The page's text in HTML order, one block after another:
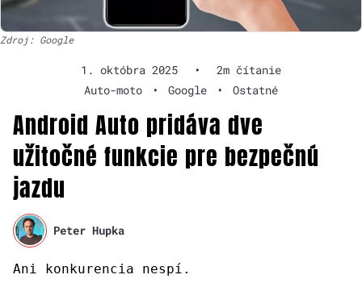
Zdroj: Google
1. októbra 2025 •
2m čítanie
Auto-moto
• Google • Ostatné
Android Auto pridáva dve
užitočné funkcie pre bezpečnú
jazdu
Peter Hupka
Ani konkurencia nespí.